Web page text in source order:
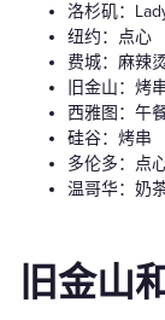
洛杉矶：
纽约：点心
费城：麻辣
旧金山：烤
西雅图：午
硅谷：烤串
多伦多：点
温哥华：奶
旧金山